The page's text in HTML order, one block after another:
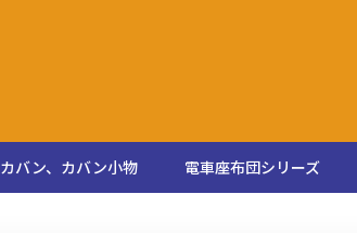
カバン、カバン小物 電車座布団シリーズ